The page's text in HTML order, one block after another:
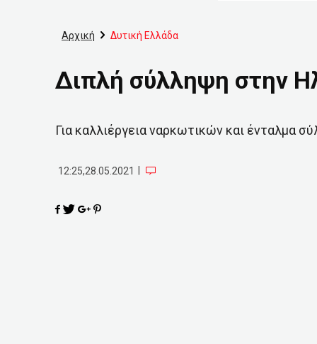
Αρχική Δυτική Ελλάδα
Διπλή σύλληψη στην
Για καλλιέργεια ναρκωτικών και ένταλμα
12:25,28.05.2021